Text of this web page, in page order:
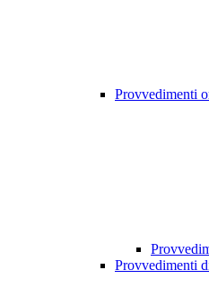
Provvedimenti
Provvedimenti